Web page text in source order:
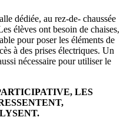
dédiée, au rez-de- chaussée
élèves ont besoin de chaises,
pour poser les éléments de
à des prises électriques. Un
nécessaire pour utiliser le
LES